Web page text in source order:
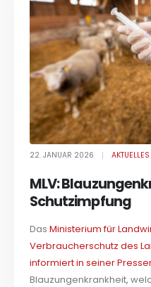
22. JANUAR 2026
MLV:
Schutzimpfung
DasMinisterium für
Verbraucherschutz des
informiert in seiner
Blauzungenkrankheit,